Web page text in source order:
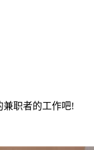
兼职者的工作吧!